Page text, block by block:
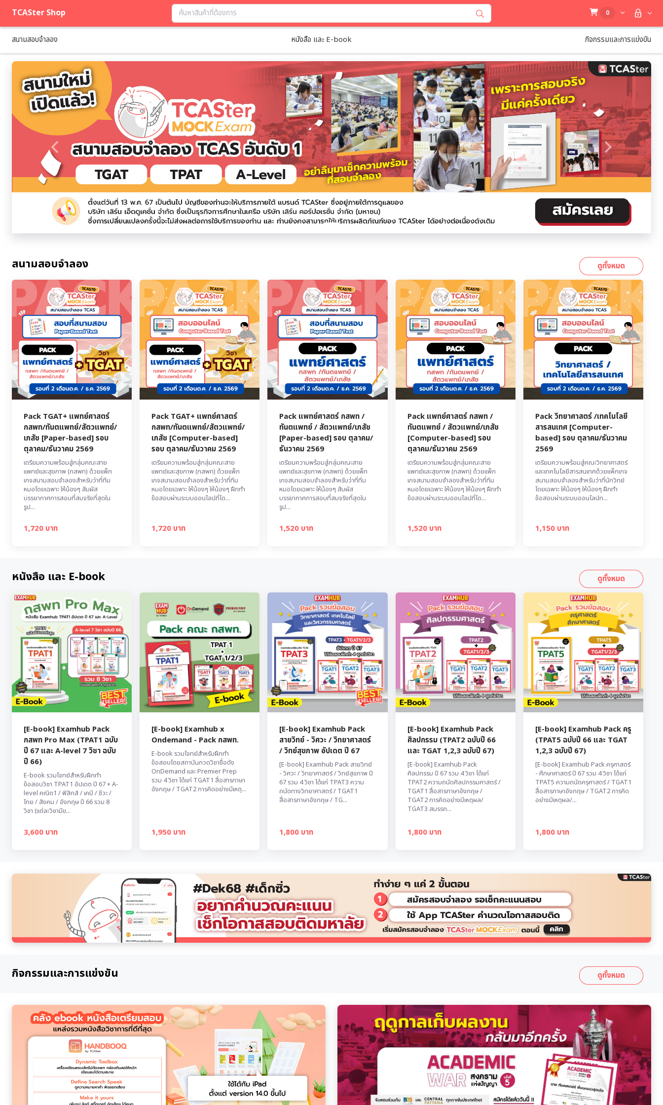
TCASter Shop 0
สนามสอบจำลอง หนังสือ และ E-book กิจกรรมและการแข่งขัน
Previous Next
สนามสอบจำลอง ดูทั้งหมด
Pack TGAT+ แพทย์ศาสตร์
กสพท/ทันตแพทย์/สัตวแพทย์/
เภสัช [Paper-based] รอบ
ตุลาคม/ธันวาคม 2569
เตรียมความพร้อมสู่กลุ่มคณะสาย
แพทย์และสุขภาพ (กสพท) ด้วยแพ็ก
เกจสนามสอบจำลองสำหรับว่าที่ทีม
หมอโดยเฉพาะ ให้น้องๆ สัมผัส
บรรยากาศการสอบที่สมจริงที่สุดใน
รูป...
1,720 บาท
Pack TGAT+ แพทย์ศาสตร์
กสพท/ทันตแพทย์/สัตวแพทย์/
เภสัช [Computer-based]
รอบ ตุลาคม/ธันวาคม 2569
เตรียมความพร้อมสู่กลุ่มคณะสาย
แพทย์และสุขภาพ (กสพท) ด้วยแพ็ก
เกจสนามสอบจำลองสำหรับว่าที่ทีม
หมอโดยเฉพาะ ให้น้องๆ ให้น้องๆ ฝึกทำ
ข้อสอบผ่านระบบออนไลน์ที่ได...
1,720 บาท
Pack แพทย์ศาสตร์ กสพท /
ทันตแพทย์ / สัตวแพทย์/เภสัช
[Paper-based] รอบ ตุลาคม/
ธันวาคม 2569
เตรียมความพร้อมสู่กลุ่มคณะสาย
แพทย์และสุขภาพ (กสพท) ด้วยแพ็ก
เกจสนามสอบจำลองสำหรับว่าที่ทีม
หมอโดยเฉพาะ ให้น้องๆ สัมผัส
บรรยากาศการสอบที่สมจริงที่สุดใน
รูป...
1,520 บาท
Pack แพทย์ศาสตร์ กสพท /
ทันตแพทย์ / สัตวแพทย์/เภสัช
[Computer-based] รอบ
ตุลาคม/ธันวาคม 2569
เตรียมความพร้อมสู่กลุ่มคณะสาย
แพทย์และสุขภาพ (กสพท) ด้วยแพ็ก
เกจสนามสอบจำลองสำหรับว่าที่ทีม
หมอโดยเฉพาะ ให้น้องๆ ให้น้องๆ ฝึกทำ
ข้อสอบผ่านระบบออนไลน์ที่ได...
1,520 บาท
Pack วิทยาศาสตร์ /เทคโนโลยี
สารสนเทศ [Computer-
based] รอบ ตุลาคม/ธันวาคม
2569
เตรียมความพร้อมสู่คณะวิทยาศาสตร์
และเทคโนโลยีสารสนเทศด้วยแพ็กเกจ
สนามสอบจำลองสำหรับว่าที่นักวิทย์
โดยเฉพาะ ให้น้องๆ ให้น้องๆ ฝึกทำ
ข้อสอบผ่านระบบออนไลน์ท...
1,150 บาท
หนังสือ และ E-book ดูทั้งหมด
[E-book] Examhub Pack
กสพท Pro Max (TPAT1 ฉบับ
ปี 67 และ A-level 7 วิชา ฉบับ
ปี 66)
E-book รวมโจทย์สำหรับฝึกทำ
ข้อสอบวิชา TPAT1 อัปเดต ปี 67 + A-
level คณิต1 / ฟิสิกส์ / เคมี / ชีวะ /
ไทย / สังคม / อังกฤษ ปี 66 รวม 8
วิชา (แต่ละวิชามีข...
3,600 บาท
[E-book] Examhub x
Ondemand - Pack กสพท.
E-book รวมโจทย์สำหรับฝึกทำ
ข้อสอบโดยสถาบันกวดวิชาชื่อดัง
OnDemand และ Premier Prep
รวม 4 วิชา ได้แก่ TGAT1 สื่อสารภาษา
อังกฤษ / TGAT2 การคิดอย่างมีเหตุ...
1,950 บาท
[E-book] Examhub Pack
สายวิทย์ - วิศวะ / วิทยาศาสตร์
/ วิทย์สุขภาพ อัปเดต ปี 67
[E-book] Examhub Pack สายวิทย์
- วิศวะ / วิทยาศาสตร์ / วิทย์สุขภาพ ปี
67 รวม 4 วิชา ได้แก่ TPAT3 ความ
ถนัดทางวิทยาศาสตร์ / TGAT1
สื่อสารภาษาอังกฤษ / TG...
1,800 บาท
[E-book] Examhub Pack
ศิลปกรรม (TPAT2 ฉบับปี 66
และ TGAT 1,2,3 ฉบับปี 67)
[E-book] Examhub Pack
ศิลปกรรม ปี 67 รวม 4 วิชา ได้แก่
TPAT2 ความถนัดศิลปกรรมศาสตร์ /
TGAT1 สื่อสารภาษาอังกฤษ /
TGAT2 การคิดอย่างมีเหตุผล/
TGAT3 สมรรถ...
1,800 บาท
[E-book] Examhub Pack ครู
(TPAT5 ฉบับปี 66 และ TGAT
1,2,3 ฉบับปี 67)
[E-book] Examhub Pack ครุศาสตร์
- ศึกษาศาสตร์ ปี 67 รวม 4 วิชา ได้แก่
TPAT5 ความถนัดครุศาสตร์ / TGAT1
สื่อสารภาษาอังกฤษ / TGAT2 การคิด
อย่างมีเหตุผล/...
1,800 บาท
กิจกรรมและการแข่งขัน ดูทั้งหมด